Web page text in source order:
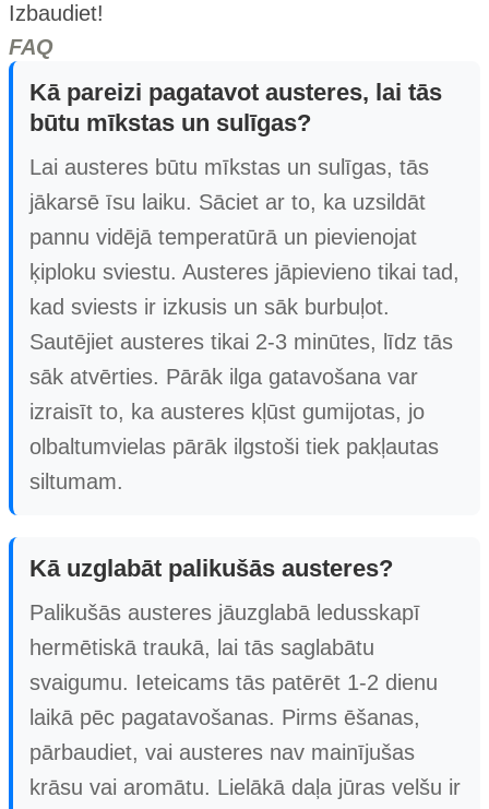
Izbaudiet!
FAQ
Kā pareizi pagatavot austeres, lai tās
būtu mīkstas un sulīgas?
Lai austeres būtu mīkstas un sulīgas, tās
jākarsē īsu laiku. Sāciet ar to, ka uzsildāt
pannu vidējā temperatūrā un pievienojat
ķiploku sviestu. Austeres jāpievieno tikai tad,
kad sviests ir izkusis un sāk burbuļot.
Sautējiet austeres tikai 2-3 minūtes, līdz tās
sāk atvērties. Pārāk ilga gatavošana var
izraisīt to, ka austeres kļūst gumijotas, jo
olbaltumvielas pārāk ilgstoši tiek pakļautas
siltumam.
Kā uzglabāt palikušās austeres?
Palikušās austeres jāuzglabā ledusskapī
hermētiskā traukā, lai tās saglabātu
svaigumu. Ieteicams tās patērēt 1-2 dienu
laikā pēc pagatavošanas. Pirms ēšanas,
pārbaudiet, vai austeres nav mainījušas
krāsu vai aromātu. Lielākā daļa jūras velšu ir